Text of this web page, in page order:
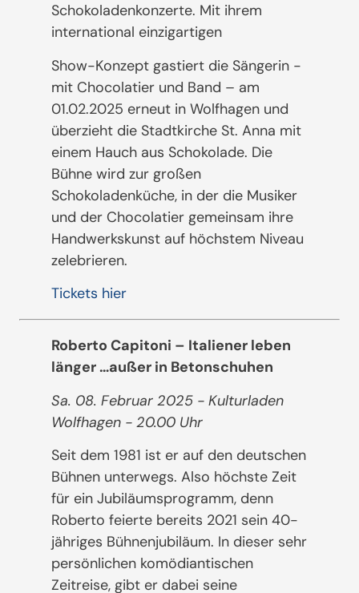
Schokoladenkonzerte. Mit ihrem
international einzigartigen
Show-Konzept gastiert die Sängerin -
mit Chocolatier und Band – am
01.02.2025 erneut in Wolfhagen und
überzieht die Stadtkirche St. Anna mit
einem Hauch aus Schokolade. Die
Bühne wird zur großen
Schokoladenküche, in der die Musiker
und der Chocolatier gemeinsam ihre
Handwerkskunst auf höchstem Niveau
zelebrieren.
Tickets hier
Roberto Capitoni – Italiener leben
länger …außer in Betonschuhen
Sa. 08. Februar 2025 - Kulturladen
Wolfhagen - 20.00 Uhr
Seit dem 1981 ist er auf den deutschen
Bühnen unterwegs. Also höchste Zeit
für ein Jubiläumsprogramm, denn
Roberto feierte bereits 2021 sein 40-
jähriges Bühnenjubiläum. In dieser sehr
persönlichen komödiantischen
Zeitreise, gibt er dabei seine